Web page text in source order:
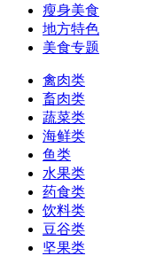
瘦身美食
地方特色
美食专题
禽肉类
畜肉类
蔬菜类
海鲜类
鱼类
水果类
药食类
饮料类
豆谷类
坚果类